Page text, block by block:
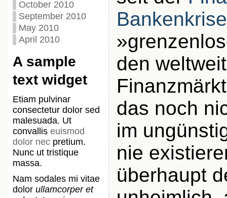
October 2010
September 2010
May 2010
April 2010
A sample
text widget
Etiam pulvinar
consectetur dolor sed
malesuada. Ut
convallis euismod
dolor nec pretium.
Nunc ut tristique
massa.
Nam sodales mi vitae
dolor ullamcorper et
Bankenkrise
den
das noch
im
nie
überhaupt